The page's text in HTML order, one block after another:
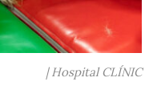
| Hospital CLÍNIC